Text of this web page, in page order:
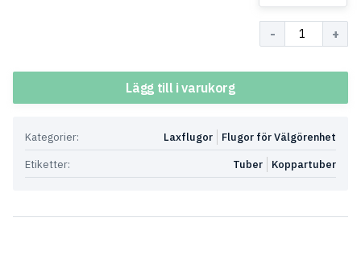
Lägg till i varukorg
Kategorier: Flugor för Välgörenhet
Laxflugor
Etiketter:
Koppartuber
Tuber